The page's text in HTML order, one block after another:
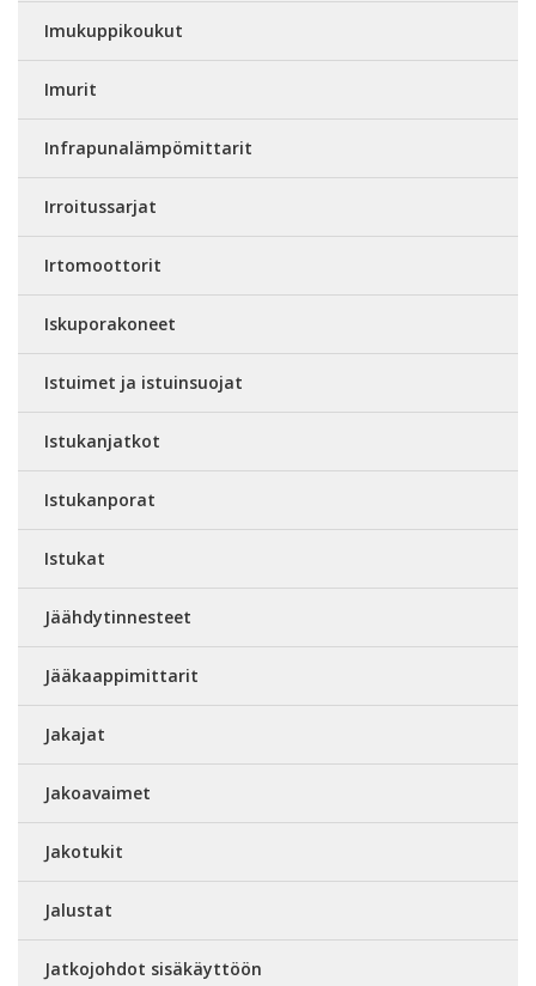
Imukuppikoukut
Imurit
Infrapunalämpömittarit
Irroitussarjat
Irtomoottorit
Iskuporakoneet
Istuimet ja istuinsuojat
Istukanjatkot
Istukanporat
Istukat
Jäähdytinnesteet
Jääkaappimittarit
Jakajat
Jakoavaimet
Jakotukit
Jalustat
Jatkojohdot sisäkäyttöön